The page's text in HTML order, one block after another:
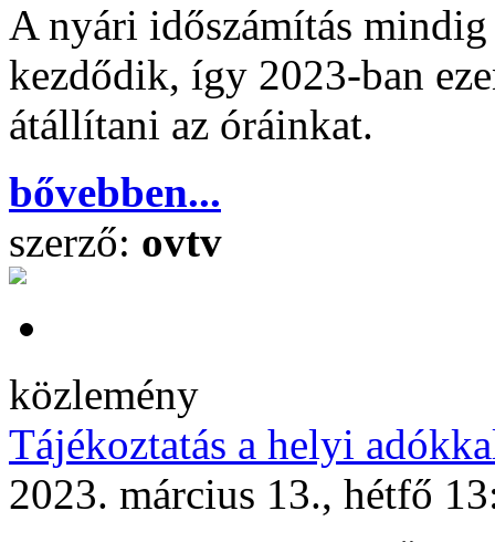
A nyári időszámítás
kezdődik, így 2023-ban
átállítani az óráinkat.
bővebben...
szerző: ovtv
közlemény
Tájékoztatás a helyi
2023. március 13., hétfő